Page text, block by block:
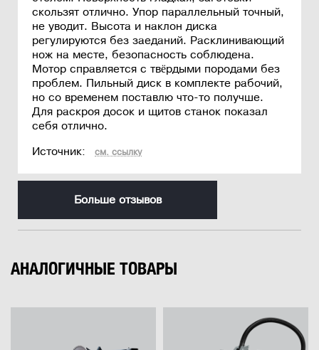
скользят отлично. Упор параллельный точный,
не уводит. Высота и наклон диска
регулируются без заеданий. Расклинивающий
нож на месте, безопасность соблюдена.
Мотор справляется с твёрдыми породами без
проблем. Пильный диск в комплекте рабочий,
но со временем поставлю что-то получше.
Для раскроя досок и щитов станок показал
себя отлично.
Источник:
см. ссылку
Больше отзывов
АНАЛОГИЧНЫЕ ТОВАРЫ